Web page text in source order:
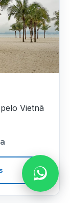
Vietnã